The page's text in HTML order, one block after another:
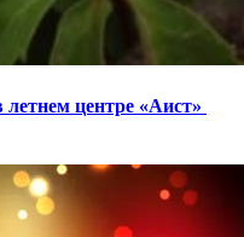
центре «Аист»